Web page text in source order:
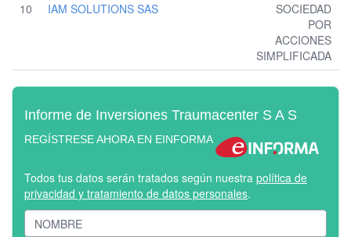
10
IAM SOLUTIONS SAS
SOCIEDAD
POR
ACCIONES
SIMPLIFICADA
Informe de Inversiones Traumacenter S A S
REGÍSTRESE AHORA EN EINFORMA
Todos tus datos serán tratados según nuestra política de
privacidad y tratamiento de datos personales.